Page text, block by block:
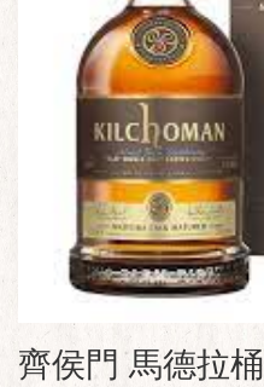
齊侯門 馬德拉桶